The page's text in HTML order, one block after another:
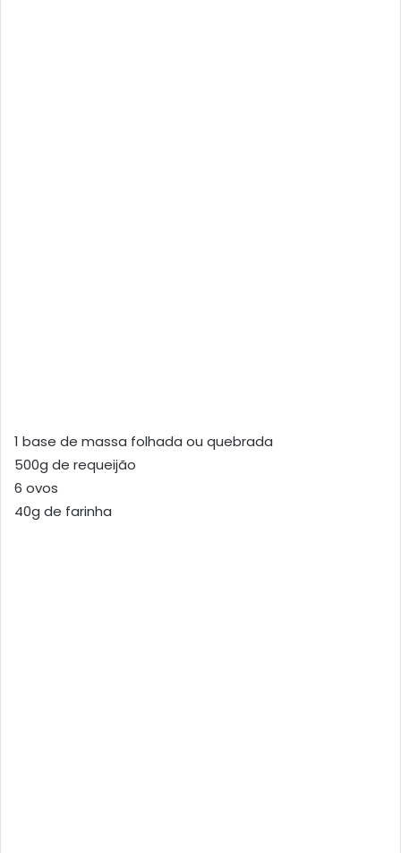
1 base de massa folhada ou quebrada
500g de requeijão
6 ovos
40g de farinha